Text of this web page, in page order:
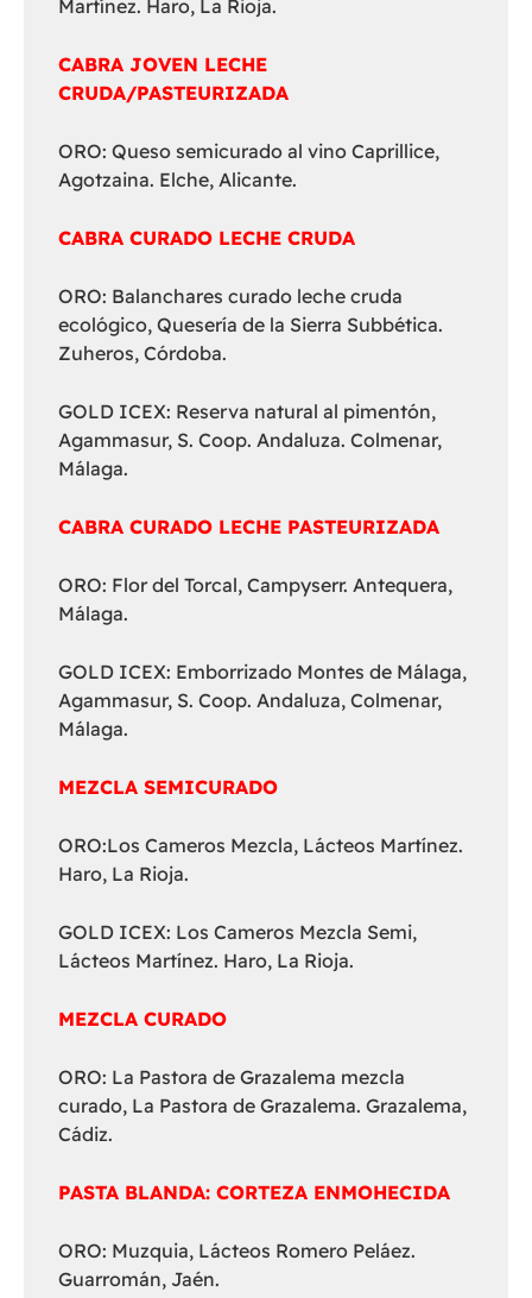
Martínez. Haro, La Rioja.
CABRA JOVEN LECHE
CRUDA/PASTEURIZADA
ORO: Queso semicurado al vino Caprillice,
Agotzaina. Elche, Alicante.
CABRA CURADO LECHE CRUDA
ORO: Balanchares curado leche cruda
ecológico, Quesería de la Sierra Subbética.
Zuheros, Córdoba.
GOLD ICEX: Reserva natural al pimentón,
Agammasur, S. Coop. Andaluza. Colmenar,
Málaga.
CABRA CURADO LECHE PASTEURIZADA
ORO: Flor del Torcal, Campyserr. Antequera,
Málaga.
GOLD ICEX: Emborrizado Montes de Málaga,
Agammasur, S. Coop. Andaluza, Colmenar,
Málaga.
MEZCLA SEMICURADO
ORO:Los Cameros Mezcla, Lácteos Martínez.
Haro, La Rioja.
GOLD ICEX: Los Cameros Mezcla Semi,
Lácteos Martínez. Haro, La Rioja.
MEZCLA CURADO
ORO: La Pastora de Grazalema mezcla
curado, La Pastora de Grazalema. Grazalema,
Cádiz.
PASTA BLANDA: CORTEZA ENMOHECIDA
ORO: Muzquia, Lácteos Romero Peláez.
Guarromán, Jaén.